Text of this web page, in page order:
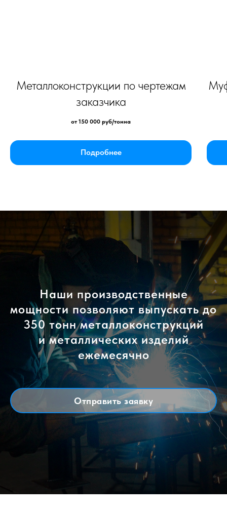
Металлоконструкции по чертежам
заказчика
от 150 000 руб/тонна
Подробнее
Наши производственные
мощности позволяют выпускать до
350 тонн металлоконструкций
и металлических изделий
ежемесячно
Отправить заявку